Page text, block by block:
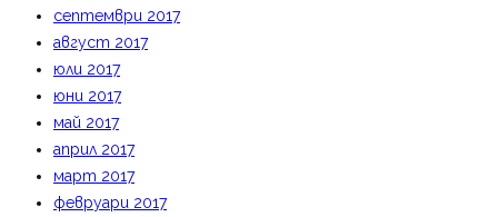
септември 2017
август 2017
юли 2017
юни 2017
май 2017
април 2017
март 2017
февруари 2017